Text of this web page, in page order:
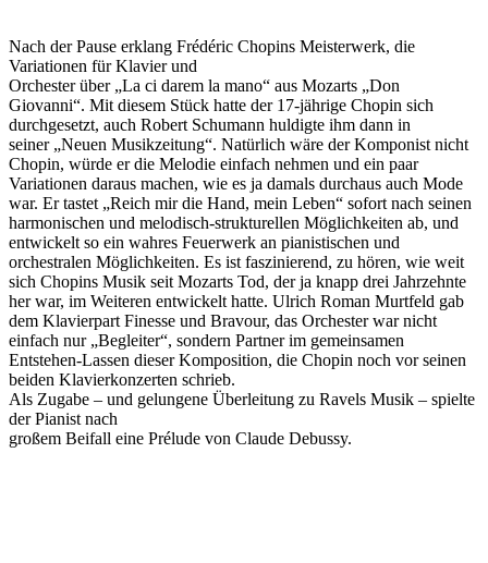
Nach der Pause erklang Frédéric Chopins Meisterwerk, die
Variationen für Klavier und
Orchester über „La ci darem la mano“ aus Mozarts „Don
Giovanni“. Mit diesem Stück hatte der 17-jährige Chopin sich
durchgesetzt, auch Robert Schumann huldigte ihm dann in
seiner „Neuen Musikzeitung“. Natürlich wäre der Komponist nicht
Chopin, würde er die Melodie einfach nehmen und ein paar
Variationen daraus machen, wie es ja damals durchaus auch Mode
war. Er tastet „Reich mir die Hand, mein Leben“ sofort nach seinen
harmonischen und melodisch-strukturellen Möglichkeiten ab, und
entwickelt so ein wahres Feuerwerk an pianistischen und
orchestralen Möglichkeiten. Es ist faszinierend, zu hören, wie weit
sich Chopins Musik seit Mozarts Tod, der ja knapp drei Jahrzehnte
her war, im Weiteren entwickelt hatte. Ulrich Roman Murtfeld gab
dem Klavierpart Finesse und Bravour, das Orchester war nicht
einfach nur „Begleiter“, sondern Partner im gemeinsamen
Entstehen-Lassen dieser Komposition, die Chopin noch vor seinen
beiden Klavierkonzerten schrieb.
Als Zugabe – und gelungene Überleitung zu Ravels Musik – spielte
der Pianist nach
großem Beifall eine Prélude von Claude Debussy.